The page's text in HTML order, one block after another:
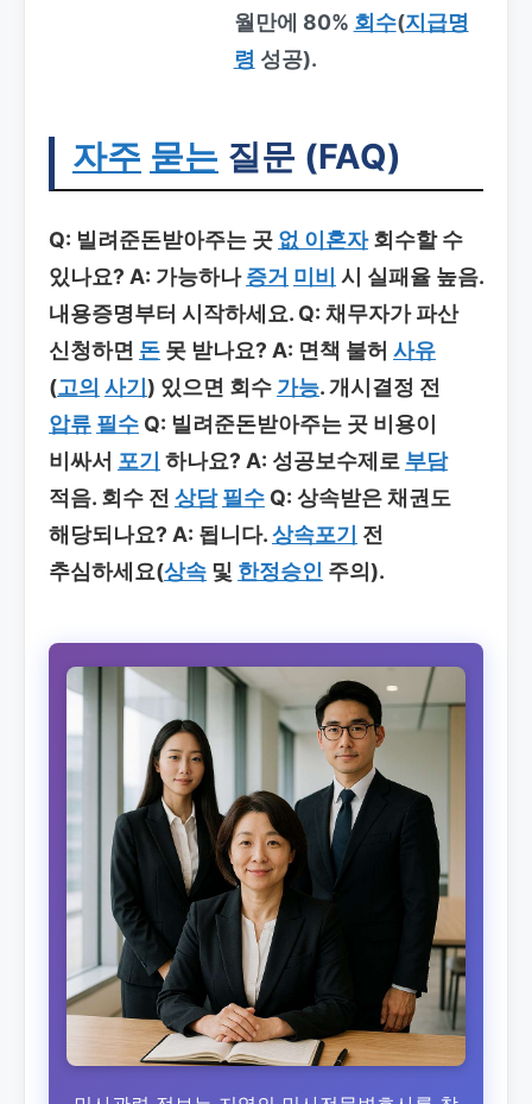
월만에 80% 회수(지급명
령 성공).
자주 묻는 질문 (FAQ)
Q: 빌려준돈받아주는 곳 없 이혼자회수할 수
있나요? A: 가능하나증거 미비 시 실패율 높음.
내용증명부터 시작하세요. Q: 채무자가 파산
신청하면 돈 못 받나요? A: 면책 불허 사유
(고의 사기 ) 있으면 회수 가능. 개시결정 전
압류 필수 Q: 빌려준돈받아주는 곳 비용이
비싸서 포기 하나요? A: 성공보수제로 부담
적음. 회수 전 상담 필수 Q: 상속받은 채권도
해당되나요? A: 됩니다.상속포기 전
추심하세요(상속 및 한정승인 주의).